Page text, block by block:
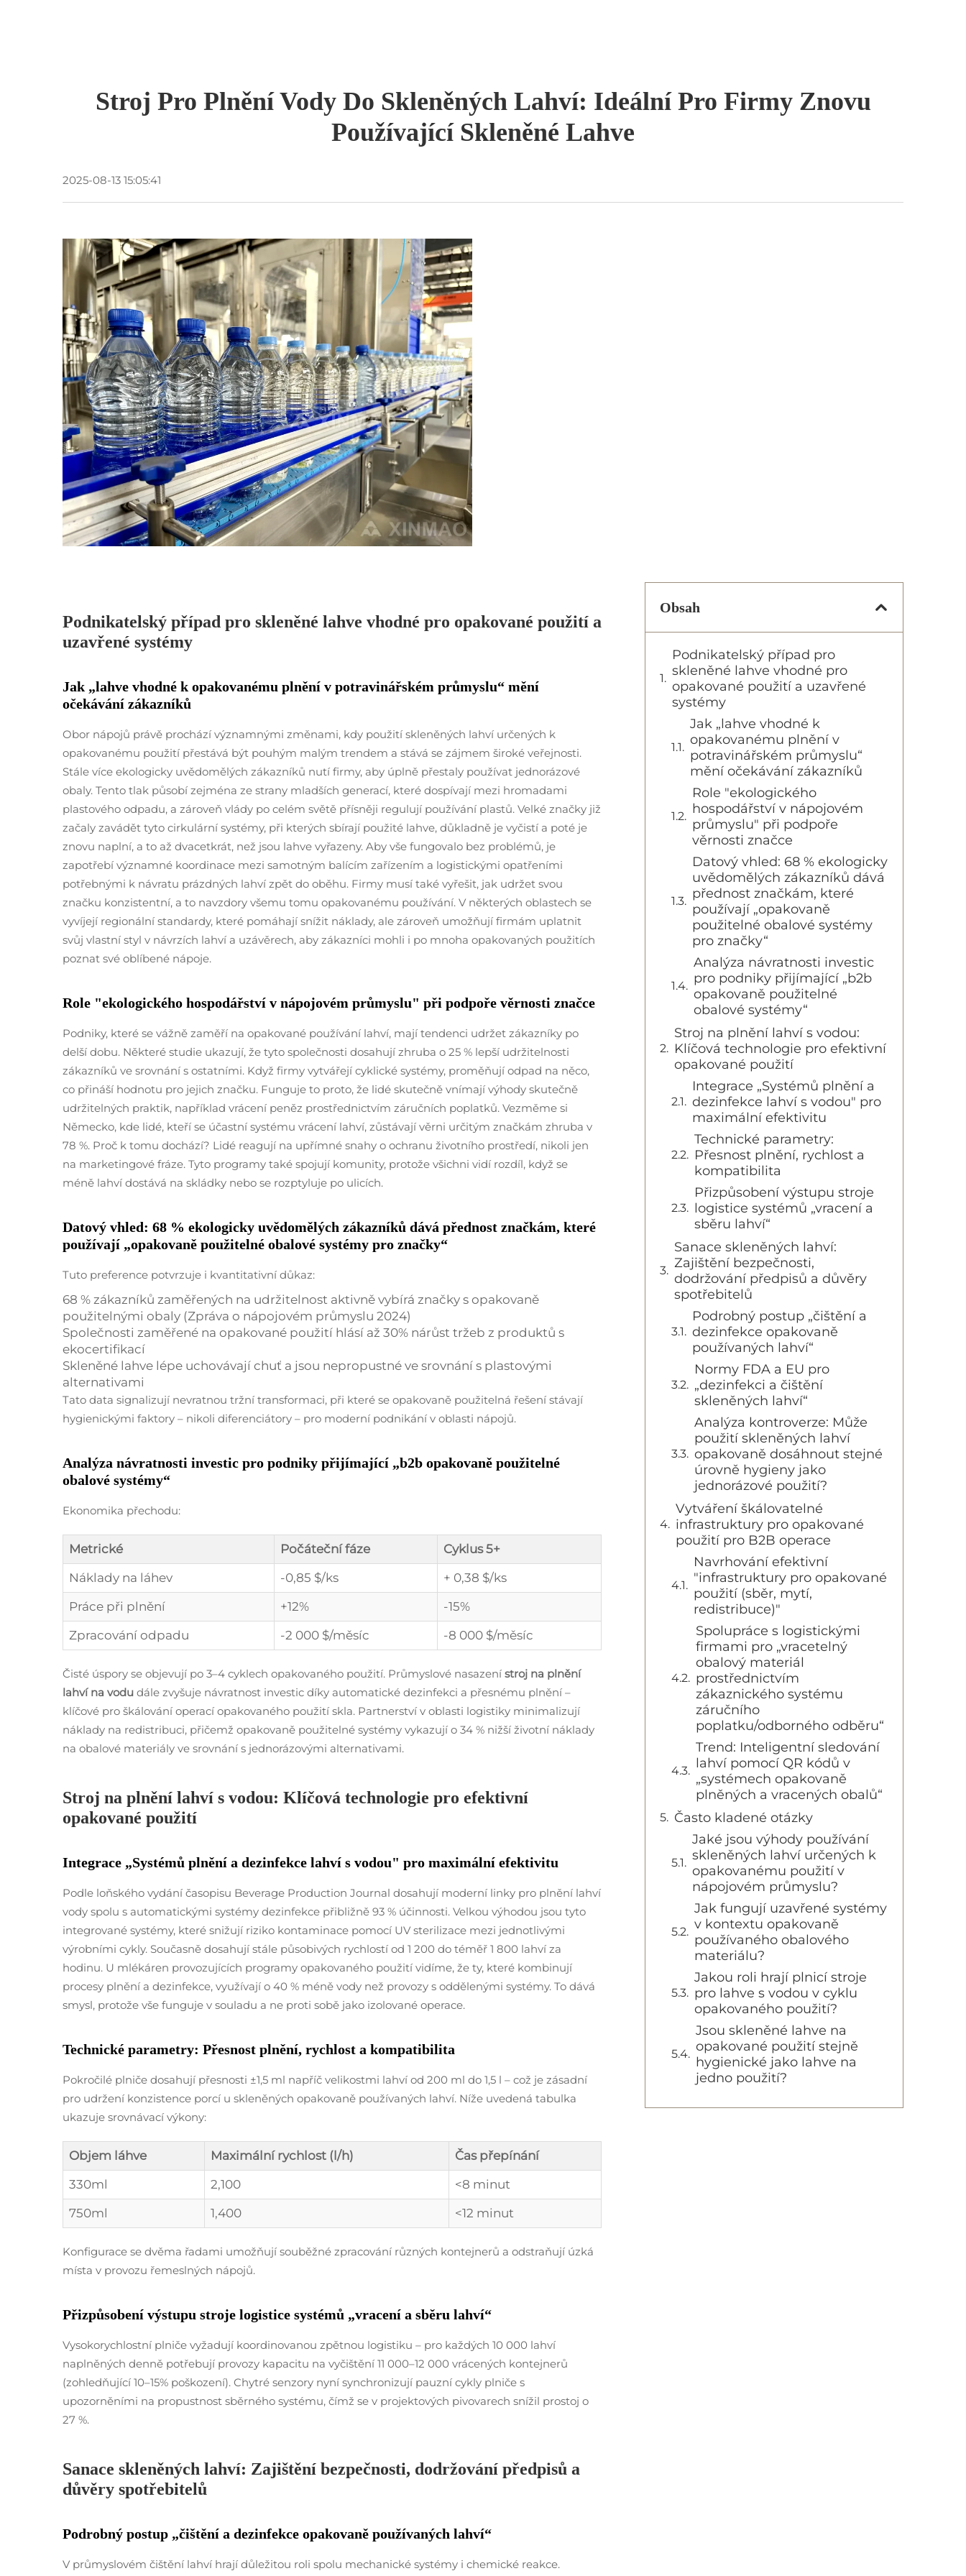
Stroj Pro Plnění Vody Do Skleněných Lahví: Ideální Pro Firmy Znovu
Používající Skleněné Lahve
2025-08-13 15:05:41
Podnikatelský případ pro skleněné lahve vhodné pro opakované použití a
uzavřené systémy
Jak „lahve vhodné k opakovanému plnění v potravinářském průmyslu“ mění
očekávání zákazníků
Obor nápojů právě prochází významnými změnami, kdy použití skleněných lahví určených k
opakovanému použití přestává být pouhým malým trendem a stává se zájmem široké veřejnosti.
Stále více ekologicky uvědomělých zákazníků nutí firmy, aby úplně přestaly používat jednorázové
obaly. Tento tlak působí zejména ze strany mladších generací, které dospívají mezi hromadami
plastového odpadu, a zároveň vlády po celém světě přísněji regulují používání plastů. Velké značky již
začaly zavádět tyto cirkulární systémy, při kterých sbírají použité lahve, důkladně je vyčistí a poté je
znovu naplní, a to až dvacetkrát, než jsou lahve vyřazeny. Aby vše fungovalo bez problémů, je
zapotřebí významné koordinace mezi samotným balícím zařízením a logistickými opatřeními
potřebnými k návratu prázdných lahví zpět do oběhu. Firmy musí také vyřešit, jak udržet svou
značku konzistentní, a to navzdory všemu tomu opakovanému používání. V některých oblastech se
vyvíjejí regionální standardy, které pomáhají snížit náklady, ale zároveň umožňují firmám uplatnit
svůj vlastní styl v návrzích lahví a uzávěrech, aby zákazníci mohli i po mnoha opakovaných použitích
poznat své oblíbené nápoje.
Role "ekologického hospodářství v nápojovém průmyslu" při podpoře věrnosti značce
Podniky, které se vážně zaměří na opakované používání lahví, mají tendenci udržet zákazníky po
delší dobu. Některé studie ukazují, že tyto společnosti dosahují zhruba o 25 % lepší udržitelnosti
zákazníků ve srovnání s ostatními. Když firmy vytvářejí cyklické systémy, proměňují odpad na něco,
co přináší hodnotu pro jejich značku. Funguje to proto, že lidé skutečně vnímají výhody skutečně
udržitelných praktik, například vrácení peněz prostřednictvím záručních poplatků. Vezměme si
Německo, kde lidé, kteří se účastní systému vrácení lahví, zůstávají věrni určitým značkám zhruba v
78 %. Proč k tomu dochází? Lidé reagují na upřímné snahy o ochranu životního prostředí, nikoli jen
na marketingové fráze. Tyto programy také spojují komunity, protože všichni vidí rozdíl, když se
méně lahví dostává na skládky nebo se rozptyluje po ulicích.
Datový vhled: 68 % ekologicky uvědomělých zákazníků dává přednost značkám, které
používají „opakovaně použitelné obalové systémy pro značky“
Tuto preference potvrzuje i kvantitativní důkaz:
68 % zákazníků zaměřených na udržitelnost aktivně vybírá značky s opakovaně
použitelnými obaly (Zpráva o nápojovém průmyslu 2024)
Společnosti zaměřené na opakované použití hlásí až 30% nárůst tržeb z produktů s
ekocertifikací
Skleněné lahve lépe uchovávají chuť a jsou nepropustné ve srovnání s plastovými
alternativami
Tato data signalizují nevratnou tržní transformaci, při které se opakovaně použitelná řešení stávají
hygienickými faktory – nikoli diferenciátory – pro moderní podnikání v oblasti nápojů.
Analýza návratnosti investic pro podniky přijímající „b2b opakovaně použitelné
obalové systémy“
Ekonomika přechodu:
Metrické Počáteční fáze
Cyklus 5+
Náklady na láhev
-0,85 $/ks
+ 0,38 $/ks
Práce při plnění
+12%
-15%
Zpracování odpadu
-2 000 $/měsíc -8 000 $/měsíc
Čisté úspory se objevují po 3–4 cyklech opakovaného použití. Průmyslové nasazení stroj na plnění
lahví na vodu dále zvyšuje návratnost investic díky automatické dezinfekci a přesnému plnění –
klíčové pro škálování operací opakovaného použití skla. Partnerství v oblasti logistiky minimalizují
náklady na redistribuci, přičemž opakovaně použitelné systémy vykazují o 34 % nižší životní náklady
na obalové materiály ve srovnání s jednorázovými alternativami.
Stroj na plnění lahví s vodou: Klíčová technologie pro efektivní
opakované použití
Integrace „Systémů plnění a dezinfekce lahví s vodou" pro maximální efektivitu
Podle loňského vydání časopisu Beverage Production Journal dosahují moderní linky pro plnění lahví
vody spolu s automatickými systémy dezinfekce přibližně 93 % účinnosti. Velkou výhodou jsou tyto
integrované systémy, které snižují riziko kontaminace pomocí UV sterilizace mezi jednotlivými
výrobními cykly. Současně dosahují stále působivých rychlostí od 1 200 do téměř 1 800 lahví za
hodinu. U mlékáren provozujících programy opakovaného použití vidíme, že ty, které kombinují
procesy plnění a dezinfekce, využívají o 40 % méně vody než provozy s oddělenými systémy. To dává
smysl, protože vše funguje v souladu a ne proti sobě jako izolované operace.
Technické parametry: Přesnost plnění, rychlost a kompatibilita
Pokročilé plniče dosahují přesnosti ±1,5 ml napříč velikostmi lahví od 200 ml do 1,5 l – což je zásadní
pro udržení konzistence porcí u skleněných opakovaně používaných lahví. Níže uvedená tabulka
ukazuje srovnávací výkony:
Objem láhve Maximální rychlost (l/h)
Čas přepínání
330ml
2,100
<8 minut
750ml
1,400 <12 minut
Konfigurace se dvěma řadami umožňují souběžné zpracování různých kontejnerů a odstraňují úzká
místa v provozu řemeslných nápojů.
Přizpůsobení výstupu stroje logistice systémů „vracení a sběru lahví“
Vysokorychlostní plniče vyžadují koordinovanou zpětnou logistiku – pro každých 10 000 lahví
naplněných denně potřebují provozy kapacitu na vyčištění 11 000–12 000 vrácených kontejnerů
(zohledňující 10–15% poškození). Chytré senzory nyní synchronizují pauzní cykly plniče s
upozorněními na propustnost sběrného systému, čímž se v projektových pivovarech snížil prostoj o
27 %.
Sanace skleněných lahví: Zajištění bezpečnosti, dodržování předpisů a
důvěry spotřebitelů
Podrobný postup „čištění a dezinfekce opakovaně používaných lahví“
V průmyslovém čištění lahví hrají důležitou roli spolu mechanické systémy i chemické reakce.
Obsah
Podnikatelský případ pro
skleněné lahve vhodné pro
opakované použití a uzavřené
systémy
Jak „lahve vhodné k
opakovanému plnění v
potravinářském průmyslu“
mění očekávání zákazníků
Role "ekologického
hospodářství v nápojovém
průmyslu" při podpoře
věrnosti značce
Datový vhled: 68 % ekologicky
uvědomělých zákazníků dává
přednost značkám, které
používají „opakovaně
použitelné obalové systémy
pro značky“
Analýza návratnosti investic
pro podniky přijímající „b2b
opakovaně použitelné
obalové systémy“
Stroj na plnění lahví s vodou:
Klíčová technologie pro efektivní
opakované použití
Integrace „Systémů plnění a
dezinfekce lahví s vodou" pro
maximální efektivitu
Technické parametry:
Přesnost plnění, rychlost a
kompatibilita
Přizpůsobení výstupu stroje
logistice systémů „vracení a
sběru lahví“
Sanace skleněných lahví:
Zajištění bezpečnosti,
dodržování předpisů a důvěry
spotřebitelů
Podrobný postup „čištění a
dezinfekce opakovaně
používaných lahví“
Normy FDA a EU pro
„dezinfekci a čištění
skleněných lahví“
Analýza kontroverze: Může
použití skleněných lahví
opakovaně dosáhnout stejné
úrovně hygieny jako
jednorázové použití?
Vytváření škálovatelné
infrastruktury pro opakované
použití pro B2B operace
Navrhování efektivní
"infrastruktury pro opakované
použití (sběr, mytí,
redistribuce)"
Spolupráce s logistickými
firmami pro „vracetelný
obalový materiál
prostřednictvím
zákaznického systému
záručního
poplatku/odborného odběru“
Trend: Inteligentní sledování
lahví pomocí QR kódů v
„systémech opakovaně
plněných a vracených obalů“
Často kladené otázky
Jaké jsou výhody používání
skleněných lahví určených k
opakovanému použití v
nápojovém průmyslu?
Jak fungují uzavřené systémy
v kontextu opakovaně
používaného obalového
materiálu?
Jakou roli hrají plnicí stroje
pro lahve s vodou v cyklu
opakovaného použití?
Jsou skleněné lahve na
opakované použití stejně
hygienické jako lahve na
jedno použití?